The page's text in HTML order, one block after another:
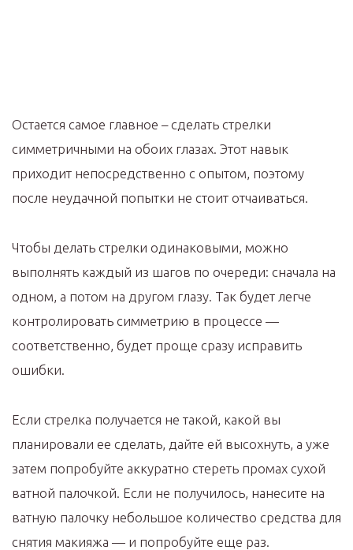
Остается самое главное – сделать стрелки
симметричными на обоих глазах. Этот навык
приходит непосредственно с опытом, поэтому
после неудачной попытки не стоит отчаиваться.
Чтобы делать стрелки одинаковыми, можно
выполнять каждый из шагов по очереди: сначала на
одном, а потом на другом глазу. Так будет легче
контролировать симметрию в процессе —
соответственно, будет проще сразу исправить
ошибки.
Если стрелка получается не такой, какой вы
планировали ее сделать, дайте ей высохнуть, а уже
затем попробуйте аккуратно стереть промах сухой
ватной палочкой. Если не получилось, нанесите на
ватную палочку небольшое количество средства для
снятия макияжа — и попробуйте еще раз.